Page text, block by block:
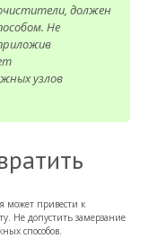
должен
Не
узлов
может привести к
Не допустить замерзание
способов.